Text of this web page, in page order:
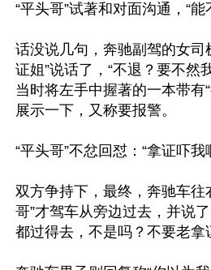
“平头哥”试著和对面沟通，“
话没说几句，奔驰副驾的女
证姐”说话了，“不退？要不然
当时将左手中握著的一本带有
展示一下，又称要报警。
“平头哥”不忿回怼：“拿证吓
双方争持下，最终，奔驰车往
哥”才驾车从旁边过去，并说
都过得去，不是吗？不要老拿